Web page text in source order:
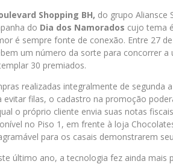
Shopping BH, do grupo Aliansce
do Dia dos Namorados cujo tema é
é sempre fonte de conexão. Entre 27
um número da sorte para concorrer a
30 premiados.
realizadas integralmente de segunda
evitar filas, o cadastro na promoção
o próprio cliente envia suas notas
no Piso 1, em frente à loja
para os casais demonstrarem
último ano, a tecnologia fez ainda mais